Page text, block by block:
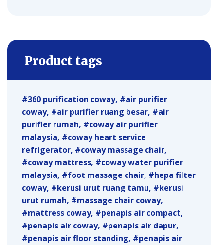
Product tags
360 purification coway
air purifier
coway
air purifier ruang besar
air
purifier rumah
coway air purifier
malaysia
coway heart service
refrigerator
coway massage chair
coway mattress
coway water purifier
malaysia
foot massage chair
hepa filter
coway
kerusi urut ruang tamu
kerusi
urut rumah
massage chair coway
mattress coway
penapis air compact
penapis air coway
penapis air dapur
penapis air floor standing
penapis air